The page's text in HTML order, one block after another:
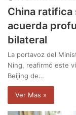
China ratifica
acuerda
bilateral
La portavoz del
Ning, reafirmó este
Beijing de…
Ver Mas »